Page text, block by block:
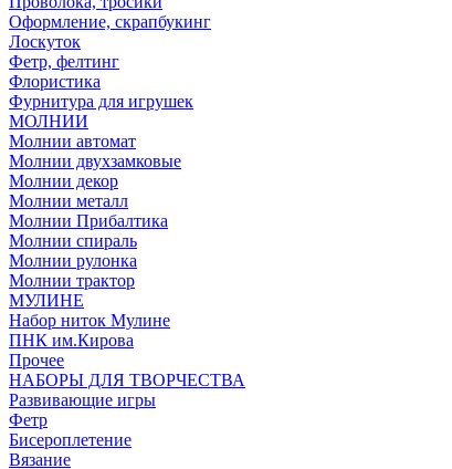
Оформление, скрапбукинг
Лоскуток
Фетр, фелтинг
Флористика
Фурнитура для игрушек
МОЛНИИ
Молнии автомат
Молнии двухзамковые
Молнии декор
Молнии металл
Молнии Прибалтика
Молнии спираль
Молнии рулонка
Молнии трактор
МУЛИНЕ
Набор ниток Мулине
ПНК им.Кирова
Прочее
НАБОРЫ ДЛЯ ТВОРЧЕСТВА
Развивающие игры
Фетр
Бисероплетение
Вязание